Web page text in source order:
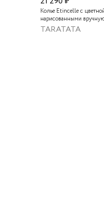
Колье Etincelle с
нарисованными
слюдяным порошком,
стеклянными бусинам
TARATATA